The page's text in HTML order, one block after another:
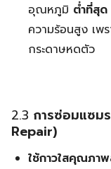
อุณหภูมิ ต่ำที่สุด
ความร้อนสูง เพร
กระดาษหดตัว
2.3 การซ่อมแซม
Repair)
ใช้กาวใสคุณภา